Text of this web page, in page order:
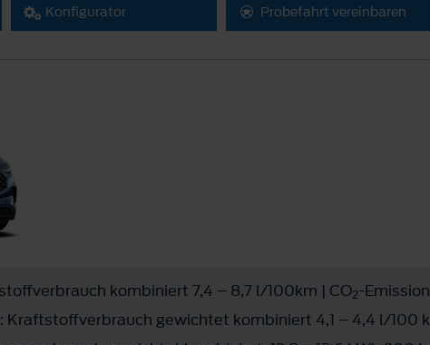
Konfigurator Probefahrt vereinbaren
kombiniert 7,4 – 8,7 l/100km | CO2-
Kraftstoffverbrauch gewichtet kombiniert 4,1 – 4,4 l/100